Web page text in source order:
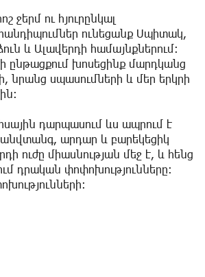
ջերմ ու հյուրընկալ
հանդիպումներ ունեցանք Սպիտակ,
և Ալավերդի համայնքներում։
ընթացքում խոսեցինք մարդկանց
նրանց սպասումների և մեր երկրի
դարպասում ևս ապրում է
անվտանգ, արդար և բարեկեցիկ
ուժը միասնության մեջ է, և հենց
դրական փոփոխությունները։